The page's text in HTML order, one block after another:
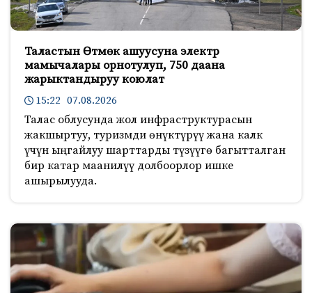
Таластын Өтмөк ашуусуна электр
мамычалары орнотулуп, 750 даана
жарыктандыруу коюлат
15:22 07.08.2026
Талас облусунда жол инфраструктурасын
жакшыртуу, туризмди өнүктүрүү жана калк
үчүн ыңгайлуу шарттарды түзүүгө багытталган
бир катар маанилүү долбоорлор ишке
ашырылууда.